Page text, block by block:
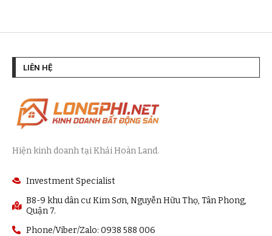
LIÊN HỆ
Hiện kinh doanh tại Khải Hoàn Land.
Investment Specialist
B8-9 khu dân cư Kim Sơn, Nguyễn Hữu Thọ, Tân Phong,
Quận 7.
Phone/Viber/Zalo: 0938 588 006